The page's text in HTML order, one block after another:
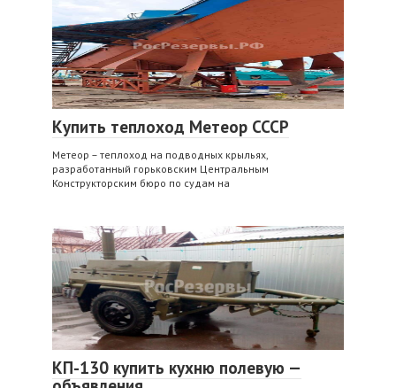
Купить теплоход Метеор СССР
Метеор – теплоход на подводных крыльях,
разработанный горьковским Центральным
Конструкторским бюро по судам на
КП-130 купить кухню полевую —